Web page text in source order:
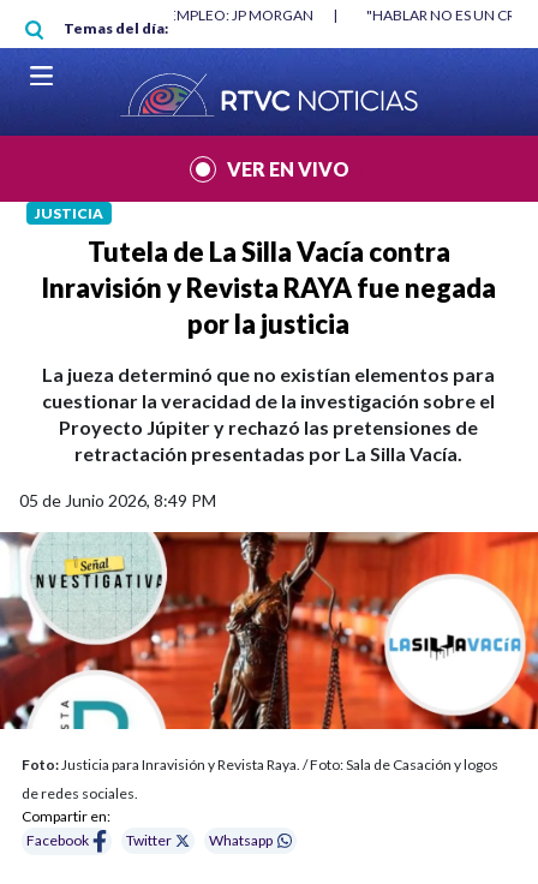
Pasar al contenido principal
Temas del día:
MÍNIMO NO DESTRUYÓ EMPLEO: JP MORGAN |
"HABLAR NO ES UN
MUNDIAL 2026
|
VER EN VIVO
JUSTICIA
Tutela de La Silla Vacía contra
Inravisión y Revista RAYA fue negada
por la justicia
La jueza determinó que no existían elementos para
cuestionar la veracidad de la investigación sobre el
Proyecto Júpiter y rechazó las pretensiones de
retractación presentadas por La Silla Vacía.
05 de Junio 2026, 8:49 PM
Foto: Justicia para Inravisión y Revista Raya. / Foto: Sala de Casación y logos
de redes sociales.
Compartir en:
Facebook
Twitter Whatsapp